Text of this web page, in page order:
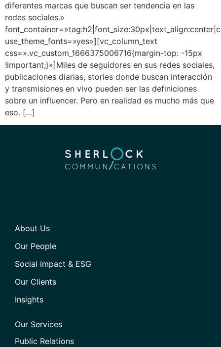
diferentes marcas que buscan ser tendencia en las
redes sociales.»
use_theme_fonts=»yes»][vc_column_text
css=».vc_custom_1666375006716{margin-top: -15px
!important;}»]Miles de seguidores en sus redes sociales,
publicaciones diarias, stories donde buscan interacción
y transmisiones en vivo pueden ser las definiciones
sobre un influencer. Pero en realidad es mucho más que
eso. […]
About Us
Our People
Social impact & ESG
Our Clients
Insights
Our Services
Public Relations